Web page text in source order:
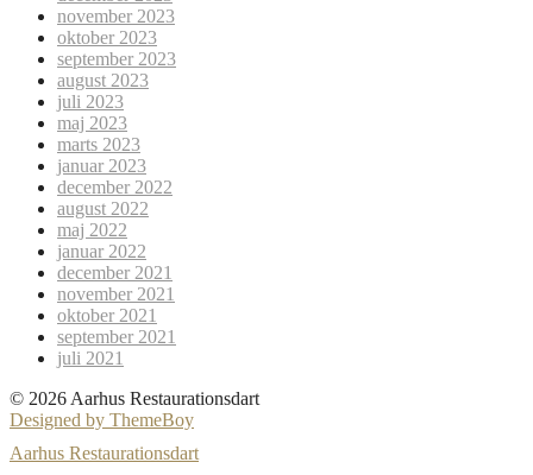
november 2023
oktober 2023
september 2023
august 2023
juli 2023
maj 2023
marts 2023
januar 2023
december 2022
august 2022
maj 2022
januar 2022
december 2021
november 2021
oktober 2021
september 2021
juli 2021
© 2026 Aarhus Restaurationsdart
Designed by ThemeBoy
Aarhus Restaurationsdart